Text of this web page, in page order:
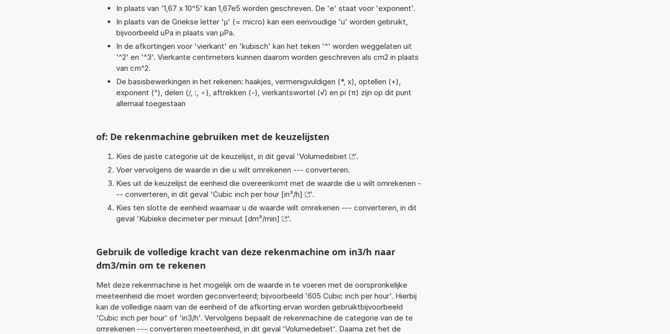
In plaats van '1,67 x 10^5' kan 1,67e5 worden geschreven. De 'e' staat voor 'exponent'.
In plaats van de Griekse letter 'µ' (= micro) kan een eenvoudige 'u' worden gebruikt,
bijvoorbeeld uPa in plaats van µPa.
In de afkortingen voor 'vierkant' en 'kubisch' kan het teken '^' worden weggelaten uit
'^2' en '^3'. Vierkante centimeters kunnen daarom worden geschreven als cm2 in plaats
van cm^2.
De basisbewerkingen in het rekenen: haakjes, vermenigvuldigen (*, x), optellen (+),
exponent (^), delen (/, :, ÷), aftrekken (-), vierkantswortel (√) en pi (π) zijn op dit punt
allemaal toegestaan
of: De rekenmachine gebruiken met de keuzelijsten
Kies de juiste categorie uit de keuzelijst, in dit geval 'Volumedebiet
'.
Voer vervolgens de waarde in die u wilt omrekenen --- converteren.
Kies uit de keuzelijst de eenheid die overeenkomt met de waarde die u wilt omrekenen -
-- converteren, in dit geval 'Cubic inch per hour [in³/h]
'.
Kies ten slotte de eenheid waarnaar u de waarde wilt omrekenen --- converteren, in dit
geval 'Kubieke decimeter per minuut [dm³/min] '.
Gebruik de volledige kracht van deze rekenmachine om in3/h naar
dm3/min om te rekenen
Met deze rekenmachine is het mogelijk om de waarde in te voeren met de oorspronkelijke
meeteenheid die moet worden geconverteerd; bijvoorbeeld '605 Cubic inch per hour'. Hierbij
kan de volledige naam van de eenheid of de afkorting ervan worden gebruiktbijvoorbeeld
'Cubic inch per hour' of 'in3/h'. Vervolgens bepaalt de rekenmachine de categorie van de te
omrekenen --- converteren meeteenheid, in dit geval 'Volumedebiet'. Daarna zet het de